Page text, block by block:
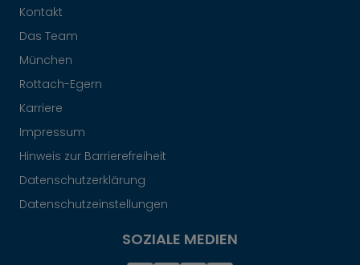
Kontakt
Das Team
München
Rottach-Egern
Karriere
Impressum
Hinweis zur Barrierefreiheit
Datenschutzerklärung
Datenschutzeinstellungen
SOZIALE MEDIEN